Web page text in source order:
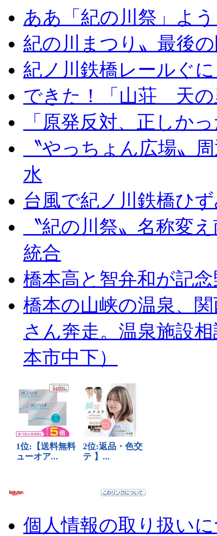
ああ「紀の川祭」よ
紀の川まつり〟最後
紀ノ川鉄橋レールぐ
できた！「山荘 天の
「原発反対、正しか
〝やっちょん広場〟
水
台風で紀ノ川鉄橋ひ
〝紀の川祭〟名称変
統合
橋本高と智弁和が記
橋本の山峡の温泉、
さん奔走。温泉施設
本市中下）
個人情報の取り扱い